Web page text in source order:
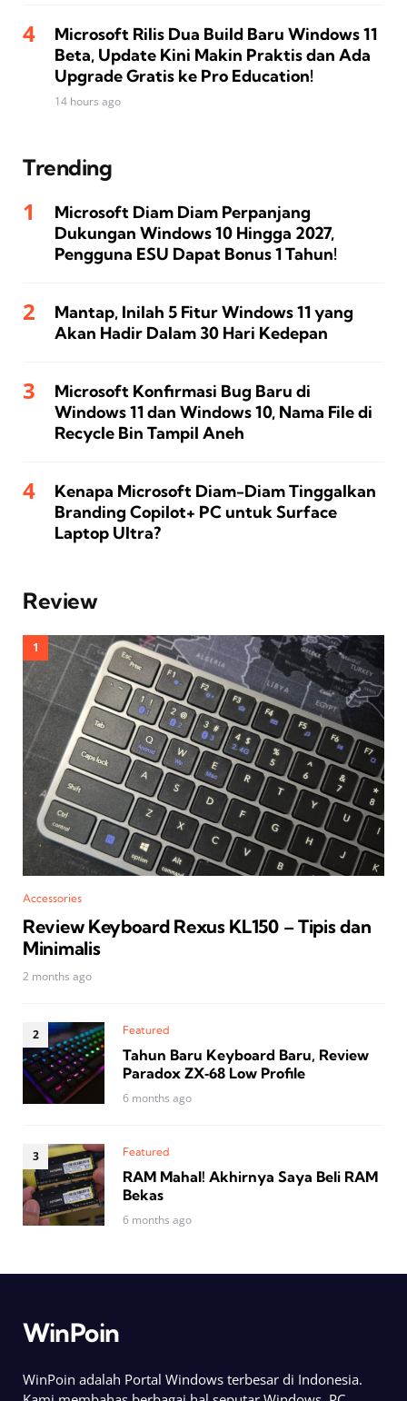
Microsoft Rilis Dua Build Baru Windows 11
Beta, Update Kini Makin Praktis dan Ada
Upgrade Gratis ke Pro Education!
14 hours ago
Trending
Microsoft Diam Diam Perpanjang
Dukungan Windows 10 Hingga 2027,
Pengguna ESU Dapat Bonus 1 Tahun!
Mantap, Inilah 5 Fitur Windows 11 yang
Akan Hadir Dalam 30 Hari Kedepan
Microsoft Konfirmasi Bug Baru di
Windows 11 dan Windows 10, Nama File di
Recycle Bin Tampil Aneh
Kenapa Microsoft Diam-Diam Tinggalkan
Branding Copilot+ PC untuk Surface
Laptop Ultra?
Review
Accessories
Review Keyboard Rexus KL150 – Tipis dan
Minimalis
2 months ago
Featured
Tahun Baru Keyboard Baru, Review
Paradox ZX‑68 Low Profile
6 months ago
Featured
RAM Mahal! Akhirnya Saya Beli RAM
Bekas
6 months ago
WinPoin
WinPoin adalah Portal Windows terbesar di Indonesia.